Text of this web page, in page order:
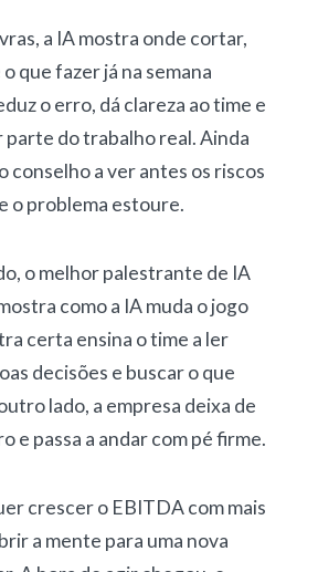
a IA mostra onde cortar,
que fazer já na semana
o erro, dá clareza ao time e
parte do trabalho real. Ainda
conselho a ver antes os riscos
o problema estoure.
o melhor palestrante de IA
como a IA muda o jogo
certa ensina o time a ler
decisões e buscar o que
lado, a empresa deixa de
e passa a andar com pé firme.
crescer o EBITDA com mais
a mente para uma nova